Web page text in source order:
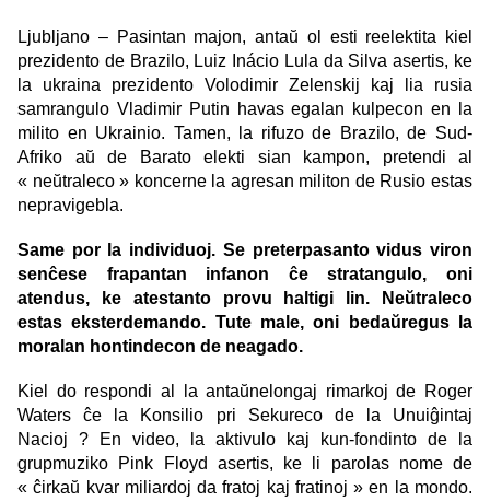
Ljubljano – Pasintan majon, antaŭ ol esti reelektita kiel
prezidento de Brazilo, Luiz Inácio Lula da Silva asertis, ke
la ukraina prezidento Volodimir Zelenskij kaj lia rusia
samrangulo Vladimir Putin havas egalan kulpecon en la
milito en Ukrainio. Tamen, la rifuzo de Brazilo, de Sud-
Afriko aŭ de Barato elekti sian kampon, pretendi al
« neŭtraleco » koncerne la agresan militon de Rusio estas
nepravigebla.
Same por la individuoj. Se preterpasanto vidus viron
senĉese frapantan infanon ĉe stratangulo, oni
atendus, ke atestanto provu haltigi lin. Neŭtraleco
estas eksterdemando. Tute male, oni bedaŭregus la
moralan hontindecon de neagado.
Kiel do respondi al la antaŭnelongaj rimarkoj de Roger
Waters ĉe la Konsilio pri Sekureco de la Unuiĝintaj
Nacioj ? En video, la aktivulo kaj kun-fondinto de la
grupmuziko Pink Floyd asertis, ke li parolas nome de
« ĉirkaŭ kvar miliardoj da fratoj kaj fratinoj » en la mondo.